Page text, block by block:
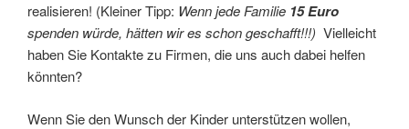
realisieren! (Kleiner Tipp: Wenn jede Familie 15 Euro
spenden würde, hätten wir es schon geschafft!!!) Vielleicht
haben Sie Kontakte zu Firmen, die uns auch dabei helfen
könnten?
Wenn Sie den Wunsch der Kinder unterstützen wollen,